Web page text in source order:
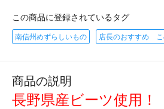
この商品に登録されているタグ
南信州めずらしいもの 店長のおすすめ こ
商品の説明
長野県産ビーツ使用！